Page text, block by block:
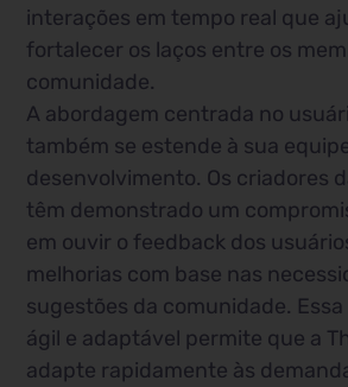
interações em tempo real que
fortalecer os laços entre os
comunidade.
A abordagem centrada no
também se estende à sua
desenvolvimento. Os criadores
têm demonstrado um
em ouvir o feedback dos
melhorias com base nas
sugestões da comunidade.
ágil e adaptável permite que a
adapte rapidamente às